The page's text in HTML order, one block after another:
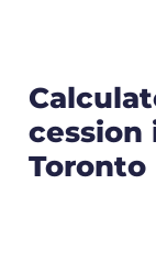
cession
Toronto